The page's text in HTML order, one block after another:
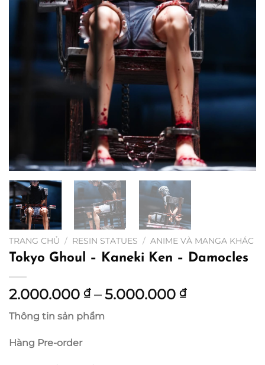
TRANG CHỦ / RESIN STATUES / ANIME VÀ MANGA KHÁC
Tokyo Ghoul – Kaneki Ken – Damocles
2.000.000 ₫ – 5.000.000 ₫Khoảng
Thông tin sản phẩm
Hàng Pre-order